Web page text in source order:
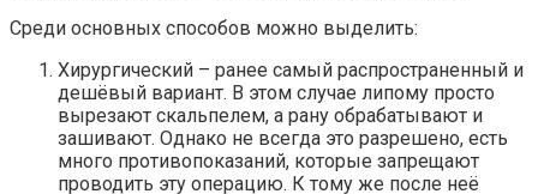
Среди основных способов можно выделить:
Хирургический – ранее самый распространенный и
дешёвый вариант. В этом случае липому просто
вырезают скальпелем, а рану обрабатывают и
зашивают. Однако не всегда это разрешено, есть
много противопоказаний, которые запрещают
проводить эту операцию. К тому же после неё